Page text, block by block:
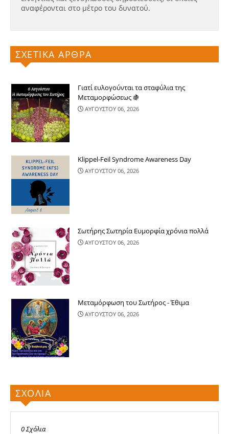
αναφέρονται στο μέτρο του δυνατού.
ΣΧΕΤΙΚΑ ΑΡΘΡΑ
Γιατί ευλογούνται τα σταφύλια της
Μεταμορφώσεως 🍇
ΑΥΓΟΥΣΤΟΥ 06, 2026
Klippel-Feil Syndrome Awareness Day
ΑΥΓΟΥΣΤΟΥ 06, 2026
Σωτήρης Σωτηρία Ευμορφία χρόνια πολλά
ΑΥΓΟΥΣΤΟΥ 06, 2026
Μεταμόρφωση του Σωτήρος - Έθιμα
ΑΥΓΟΥΣΤΟΥ 06, 2026
ΣΧΟΛΙΑ
0 Σχόλια